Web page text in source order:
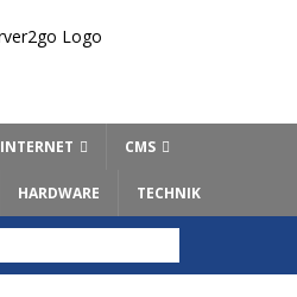
INTERNET CMS
HARDWARE TECHNIK